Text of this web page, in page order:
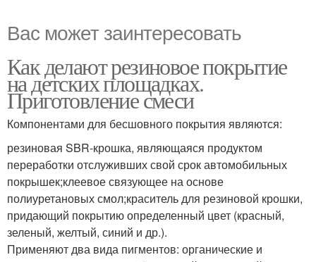
Вас может заинтересовать
Как делают резиновое покрытие
на детских площадках.
Приготовление смеси
Компонентами для бесшовного покрытия являются:
резиновая SBR-крошка, являющаяся продуктом
переработки отслуживших свой срок автомобильных
покрышек;клеевое связующее на основе
полиуретановых смол;краситель для резиновой крошки,
придающий покрытию определенный цвет (красный,
зеленый, желтый, синий и др.).
Применяют два вида пигментов: органические и